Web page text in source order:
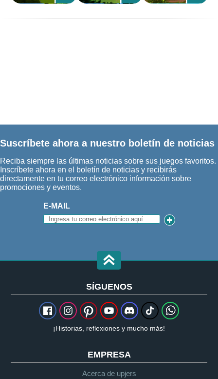
Suscríbete ahora a nuestro boletín de noticias
Reciba siempre las últimas noticias sobre sus juegos favoritos.
Inscríbete ahora en el boletín de noticias y recibirás
directamente en tu correo electrónico información sobre
promociones y eventos.
E-MAIL
SÍGUENOS
¡Historias, reflexiones y mucho más!
EMPRESA
Acerca de upjers